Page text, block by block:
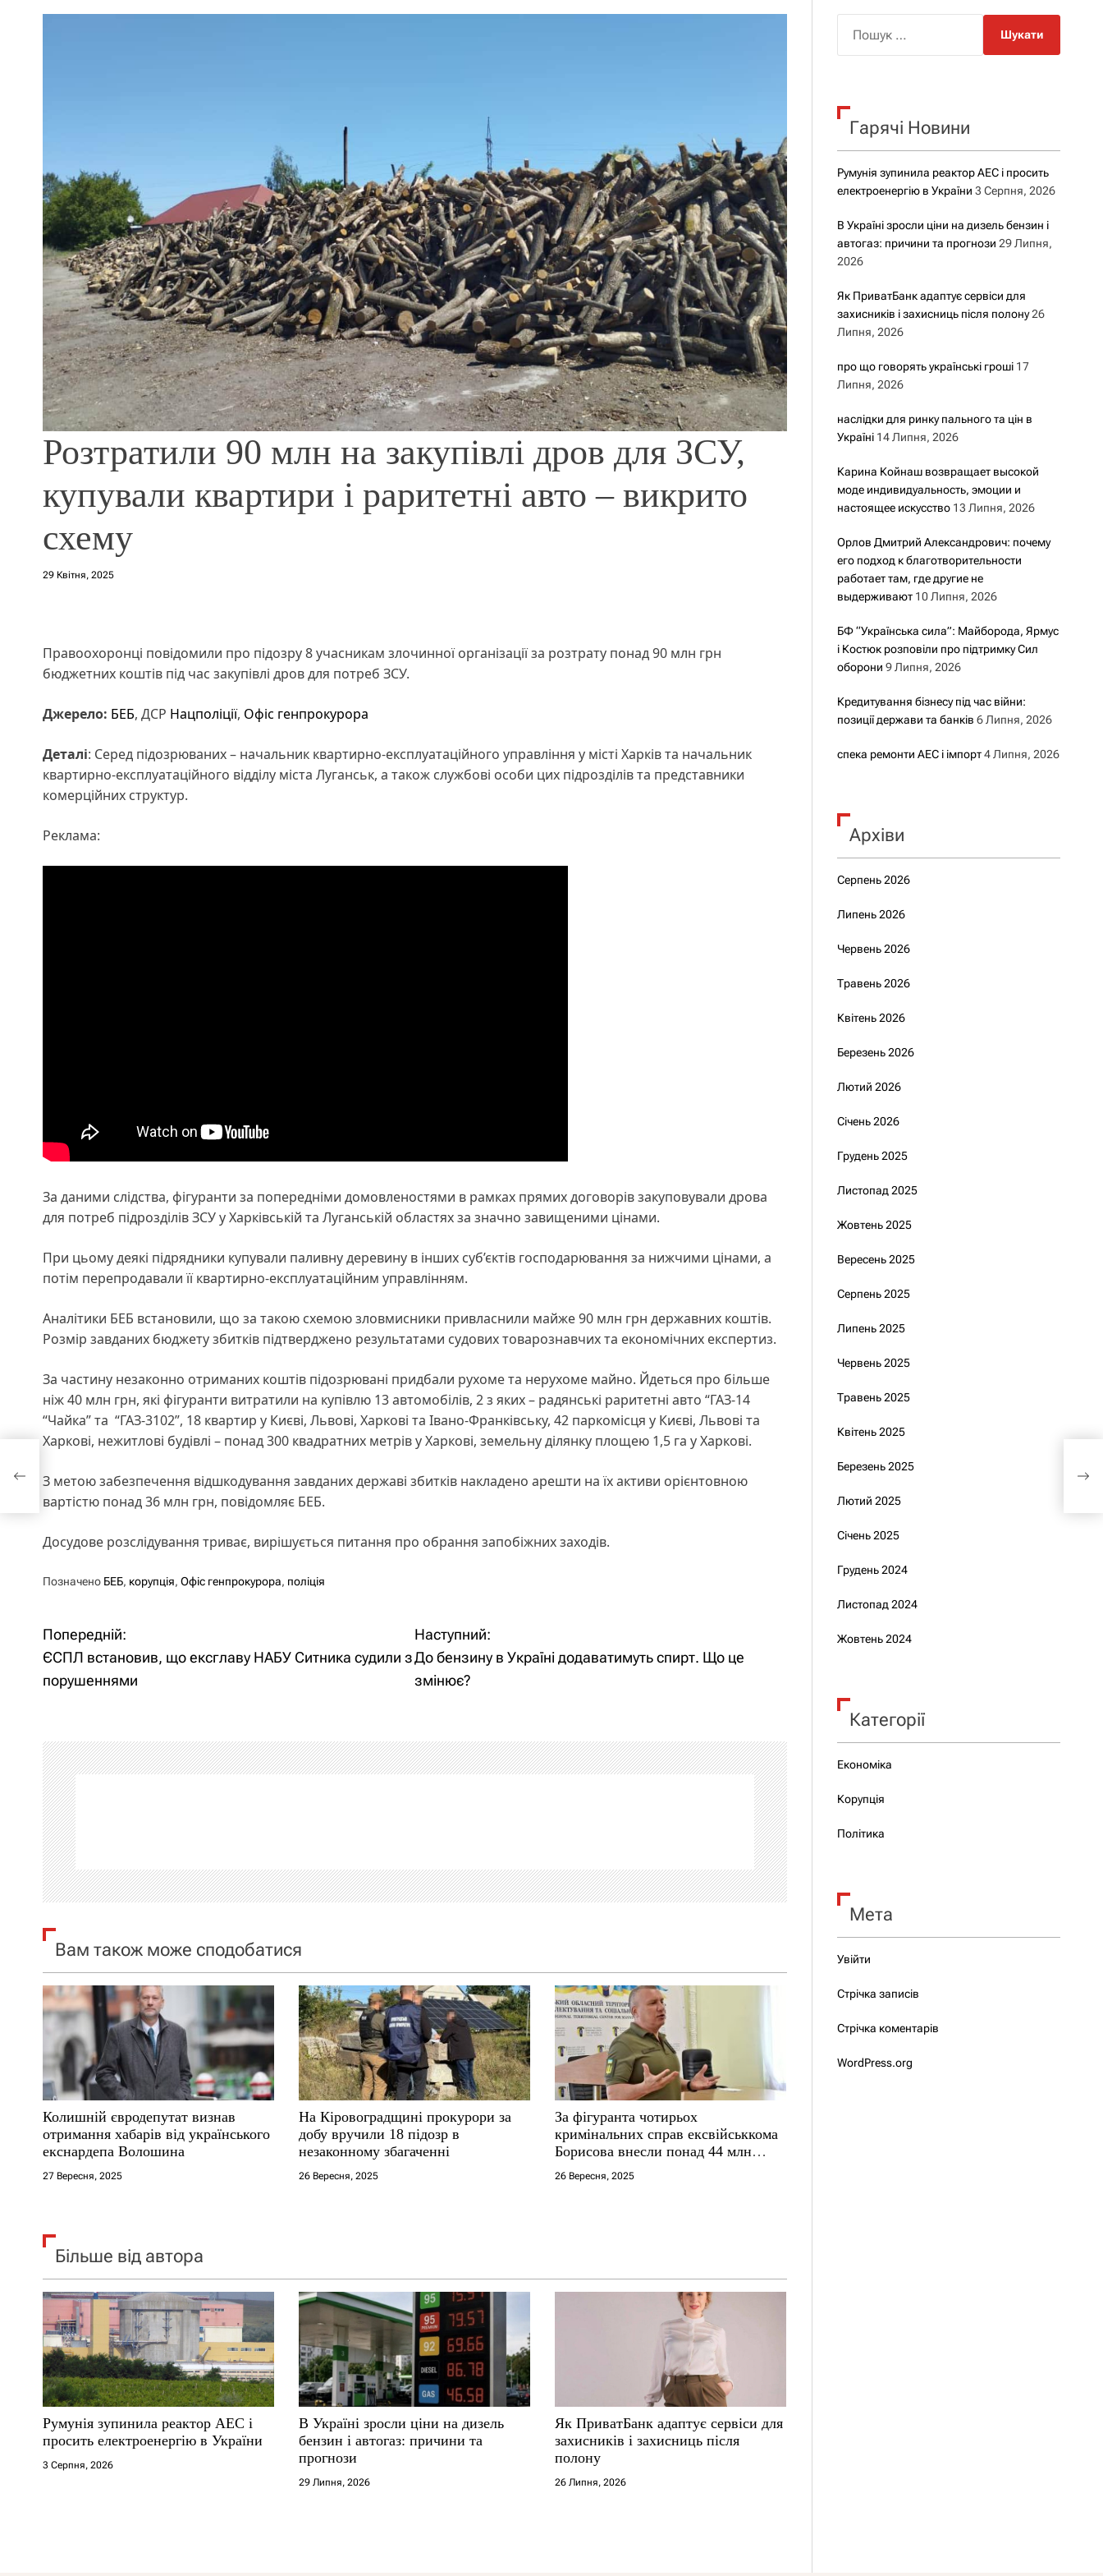
р
о
у
Розтратили 90 млн на закупівлі дров для ЗСУ,
купували квартири і раритетні авто – викрито
схему
29 Квітня, 2025
Правоохоронці повідомили про підозру 8 учасникам злочинної організації за розтрату понад 90 млн грн
бюджетних коштів під час закупівлі дров для потреб ЗСУ.
Джерело: БЕБ, ДСР Нацполіції, Офіс генпрокурора
Деталі: Серед підозрюваних – начальник квартирно-експлуатаційного управління у місті Харків та начальник
квартирно-експлуатаційного відділу міста Луганськ, а також службові особи цих підрозділів та представники
комерційних структур.
Реклама:
За даними слідства, фігуранти за попередніми домовленостями в рамках прямих договорів закуповували дрова
для потреб підрозділів ЗСУ у Харківській та Луганській областях за значно завищеними цінами.
При цьому деякі підрядники купували паливну деревину в інших суб’єктів господарювання за нижчими цінами, а
потім перепродавали її квартирно-експлуатаційним управлінням.
Аналітики БЕБ встановили, що за такою схемою зловмисники привласнили майже 90 млн грн державних коштів.
Розмір завданих бюджету збитків підтверджено результатами судових товарознавчих та економічних експертиз.
За частину незаконно отриманих коштів підозрювані придбали рухоме та нерухоме майно. Йдеться про більше
ніж 40 млн грн, які фігуранти витратили на купівлю 13 автомобілів, 2 з яких – радянські раритетні авто “ГАЗ-14
“Чайка” та “ГАЗ-3102”, 18 квартир у Києві, Львові, Харкові та Івано-Франківську, 42 паркомісця у Києві, Львові та
Харкові, нежитлові будівлі – понад 300 квадратних метрів у Харкові, земельну ділянку площею 1,5 га у Харкові.
З метою забезпечення відшкодування завданих державі збитків накладено арешти на їх активи орієнтовною
вартістю понад 36 млн грн, повідомляє БЕБ.
Досудове розслідування триває, вирішується питання про обрання запобіжних заходів.
Позначено БЕБ, корупція, Офіс генпрокурора, поліція
Н
а
і
г
а
ц
і
я
а
и
с
і
в
Попередній:
ЄСПЛ встановив, що ексглаву НАБУ Ситника судили з
порушеннями
Наступний:
До бензину в Україні додаватимуть спирт. Що це
змінює?
Вам також може сподобатися
Колишній євродепутат визнав
отримання хабарів від українського
екснардепа Волошина
27 Вересня, 2025
На Кіровоградщині прокурори за
добу вручили 18 підозр в
незаконному збагаченні
26 Вересня, 2025
За фігуранта чотирьох
кримінальних справ ексвійськкома
Борисова внесли понад 44 млн
застави
26 Вересня, 2025
Більше від автора
Румунія зупинила реактор АЕС і
просить електроенергію в України
3 Серпня, 2026
В Україні зросли ціни на дизель
бензин і автогаз: причини та
прогнози
29 Липня, 2026
Як ПриватБанк адаптує сервіси для
захисників і захисниць після
полону
26 Липня, 2026
к
Гарячі Новини
Румунія зупинила реактор АЕС і просить
електроенергію в України 3 Серпня, 2026
В Україні зросли ціни на дизель бензин і
автогаз: причини та прогнози 29 Липня,
2026
Як ПриватБанк адаптує сервіси для
захисників і захисниць після полону 26
Липня, 2026
про що говорять українські гроші 17
Липня, 2026
наслідки для ринку пального та цін в
Україні 14 Липня, 2026
Карина Койнаш возвращает высокой
моде индивидуальность, эмоции и
настоящее искусство 13 Липня, 2026
Орлов Дмитрий Александрович: почему
его подход к благотворительности
работает там, где другие не
выдерживают 10 Липня, 2026
БФ “Українська сила”: Майборода, Ярмус
і Костюк розповіли про підтримку Сил
оборони 9 Липня, 2026
Кредитування бізнесу під час війни:
позиції держави та банків 6 Липня, 2026
спека ремонти АЕС і імпорт 4 Липня, 2026
Архіви
Серпень 2026
Липень 2026
Червень 2026
Травень 2026
Квітень 2026
Березень 2026
Лютий 2026
Січень 2026
Грудень 2025
Листопад 2025
Жовтень 2025
Вересень 2025
Серпень 2025
Липень 2025
Червень 2025
Травень 2025
Квітень 2025
Березень 2025
Лютий 2025
Січень 2025
Грудень 2024
Листопад 2024
Жовтень 2024
Категорії
Економіка
Корупція
Політика
Мета
Увійти
Стрічка записів
Стрічка коментарів
WordPress.org